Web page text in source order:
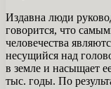
Издавна люди
говорится, что
человечества
несущийся над
в земле и насыщает
тыс. годы. По